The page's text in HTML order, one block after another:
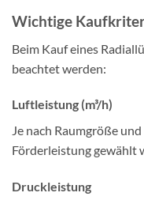
Wichtige
Beim Kauf eines
beachtet werden:
Luftleistung (m³/h)
Je nach Raumgröße
Förderleistung gewählt
Druckleistung